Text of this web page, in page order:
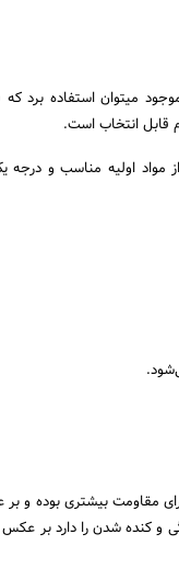
میتوان استفاده برد
قابل انتخاب است.
اولیه مناسب و درجه
مقاومت بیشتری بوده و
و کنده شدن را دارد بر